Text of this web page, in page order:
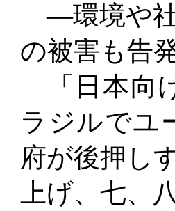
―環境や社
の被害も告
「日本向
ラジルでユ
府が後押し
上げ、七、